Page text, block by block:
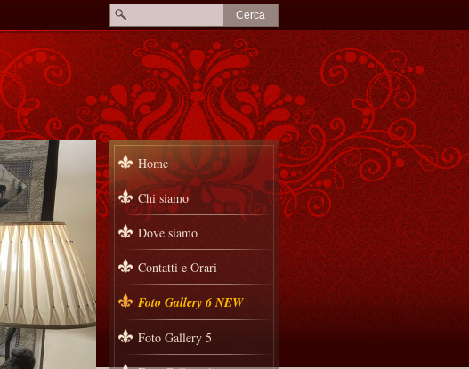
Home
Chi siamo
Dove siamo
Contatti e Orari
Foto Gallery 6 NEW
Foto Gallery 5